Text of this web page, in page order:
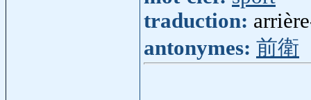
traduction:
antonymes: 前衛